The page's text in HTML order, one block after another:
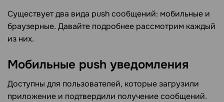
Существует два вида push сообщений: мобильные и
браузерные. Давайте подробнее рассмотрим каждый
из них.
Мобильные push уведомления
Доступны для пользователей, которые загрузили
приложение и подтвердили получение сообщений.